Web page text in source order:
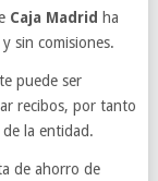
Caja Madrid ha
sin comisiones.
puede ser
recibos, por tanto
la entidad.
de ahorro de